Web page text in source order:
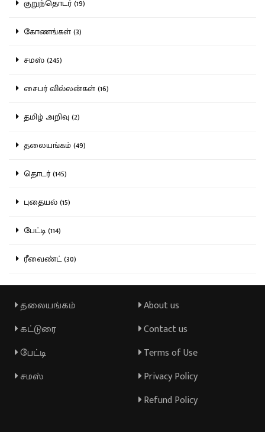
குறுந்தொடர் (19)
கோணங்கள் (3)
சமஸ் (245)
சைபர் வில்லன்கள் (16)
தமிழ் அறிவு (2)
தலையங்கம் (49)
தொடர் (145)
புதையல் (15)
பேட்டி (114)
ரீவைண்ட் (30)
தலையங்கம்
கட்டுரை
பேட்டி
சமஸ்
About us
Contact us
Terms of Use
Privacy Policy
Refund Policy